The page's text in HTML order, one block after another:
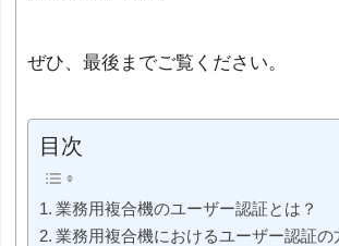
ぜひ、最後までご覧ください。
目次
業務用複合機のユーザー認証とは？
業務用複合機におけるユーザー認証の